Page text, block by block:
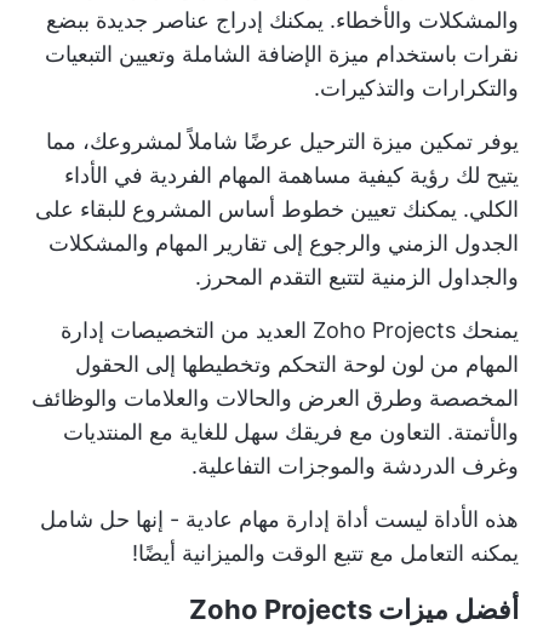
والمشكلات والأخطاء. يمكنك إدراج عناصر جديدة ببضع
نقرات باستخدام ميزة الإضافة الشاملة وتعيين التبعيات
والتكرارات والتذكيرات.
يوفر تمكين ميزة الترحيل عرضًا شاملاً لمشروعك، مما
يتيح لك رؤية كيفية مساهمة المهام الفردية في الأداء
الكلي. يمكنك تعيين خطوط أساس المشروع للبقاء على
الجدول الزمني والرجوع إلى تقارير المهام والمشكلات
والجداول الزمنية لتتبع التقدم المحرز.
يمنحك Zoho Projects العديد من التخصيصات
إدارة
المهام من لون لوحة التحكم وتخطيطها إلى الحقول
المخصصة وطرق العرض والحالات والعلامات والوظائف
والأتمتة. التعاون مع فريقك سهل للغاية مع المنتديات
وغرف الدردشة والموجزات التفاعلية.
هذه الأداة ليست أداة إدارة مهام عادية - إنها حل شامل
يمكنه التعامل مع تتبع الوقت والميزانية أيضًا!
أفضل ميزات Zoho Projects